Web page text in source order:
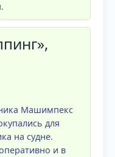
Машимпекс
для
на судне.
и в